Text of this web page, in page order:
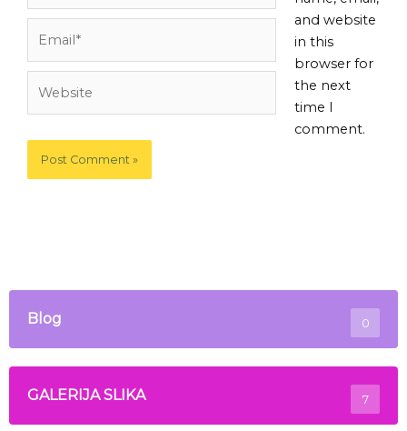
and website
in this
browser for
the next
time I
comment.
Blog 0
GALERIJA SLIKA 7